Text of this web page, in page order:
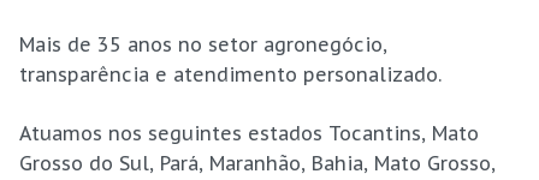
Mais de 35 anos no setor agronegócio,
transparência e atendimento personalizado.
Atuamos nos seguintes estados Tocantins, Mato
Grosso do Sul, Pará, Maranhão, Bahia, Mato Grosso,